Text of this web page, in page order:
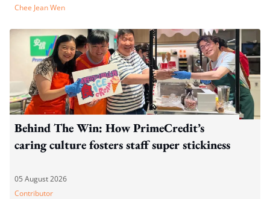
Chee Jean Wen
Behind The Win: How PrimeCredit’s
caring culture fosters staff super stickiness
05 August 2026
Contributor